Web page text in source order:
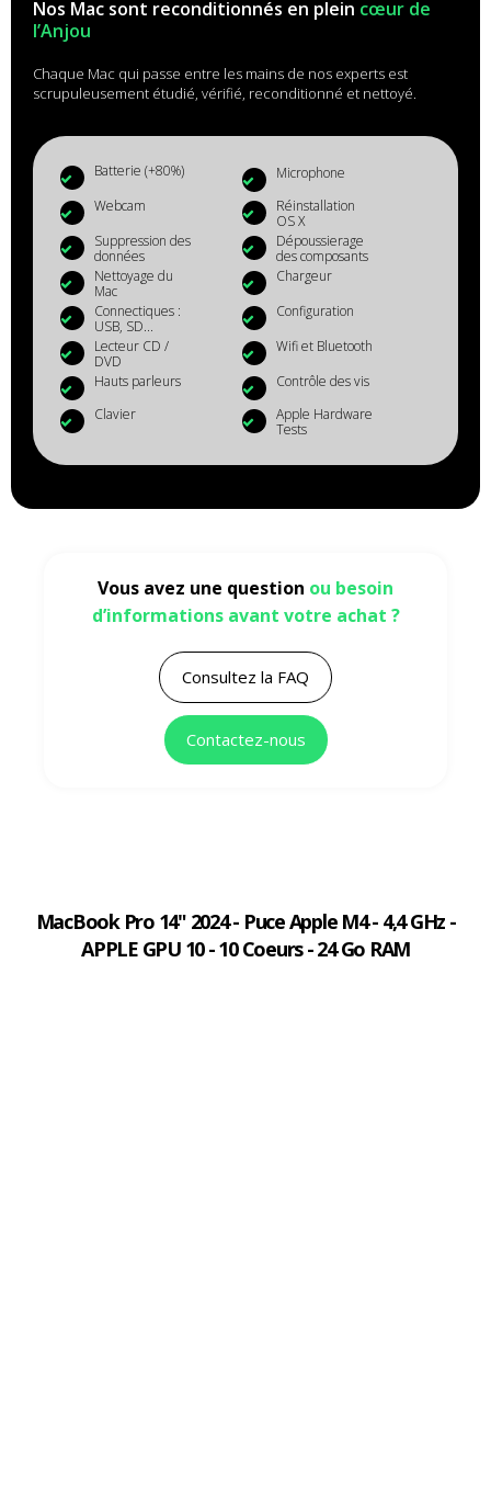
Nos Mac sont reconditionnés en plein cœur de
l’Anjou
Chaque Mac qui passe entre les mains de nos experts est
scrupuleusement étudié, vérifié, reconditionné et nettoyé.
Batterie (+80%)
Microphone
Webcam
Réinstallation
OS X
Suppression des
données
Dépoussierage
des composants
Nettoyage du
Mac
Chargeur
Connectiques :
USB, SD...
Configuration
Lecteur CD /
DVD
Wifi et Bluetooth
Hauts parleurs
Contrôle des vis
Clavier
Apple Hardware
Tests
Vous avez une question ou besoin
d’informations avant votre achat ?
Consultez la FAQ
Contactez-nous
MacBook Pro 14" 2024 - Puce Apple M4 - 4,4 GHz -
APPLE GPU 10 - 10 Coeurs - 24 Go RAM